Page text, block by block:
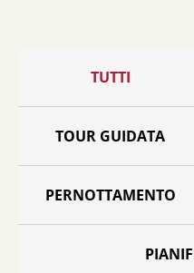
TUTTI
TOUR GUIDATA
PERNOTTAMENTO